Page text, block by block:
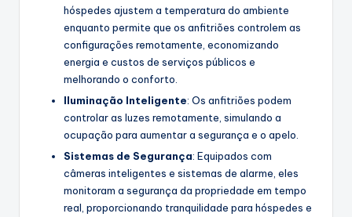
hóspedes ajustem a temperatura do ambiente
enquanto permite que os anfitriões controlem as
configurações remotamente, economizando
energia e custos de serviços públicos e
melhorando o conforto.
Iluminação Inteligente: Os anfitriões podem
controlar as luzes remotamente, simulando a
ocupação para aumentar a segurança e o apelo.
Sistemas de Segurança: Equipados com
câmeras inteligentes e sistemas de alarme, eles
monitoram a segurança da propriedade em tempo
real, proporcionando tranquilidade para hóspedes e